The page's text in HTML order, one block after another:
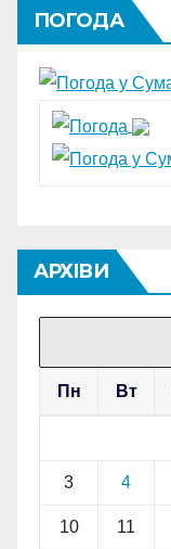
ПОГОДА
АРХІВИ
Пн Вт
3 4
10 11